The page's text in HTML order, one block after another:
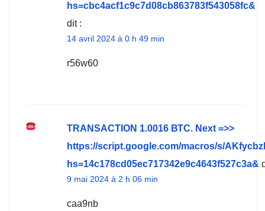
hs=cbc4acf1c9c7d08cb863783f543058fc&
dit :
14 avril 2024 à 0 h 49 min
r56w60
TRАNSАСТIОN 1.0016 ВТС. Next =>>
https://script.google.com/macros/s/
hs=14c178cd05ec717342e9c4643f527c3a&
9 mai 2024 à 2 h 06 min
caa9nb